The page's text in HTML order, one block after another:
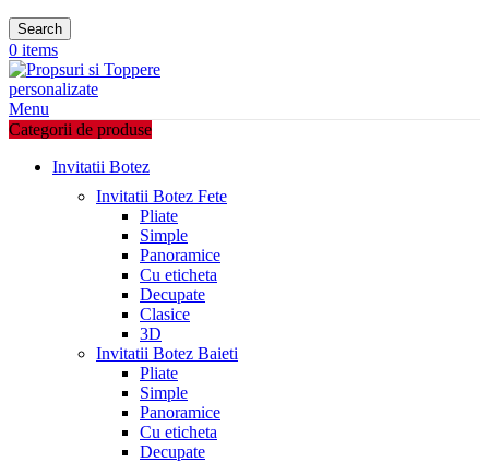
Search
0 items
Menu
Categorii de produse
Invitatii Botez
Invitatii Botez Fete
Pliate
Simple
Panoramice
Cu eticheta
Decupate
Clasice
3D
Invitatii Botez Baieti
Pliate
Simple
Panoramice
Cu eticheta
Decupate